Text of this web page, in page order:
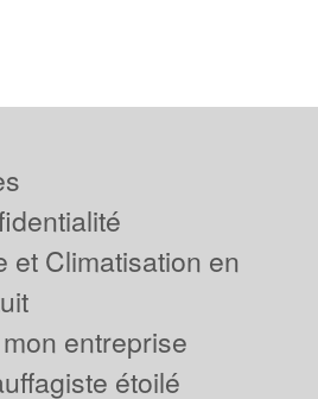
et Climatisation en
entreprise
étoilé